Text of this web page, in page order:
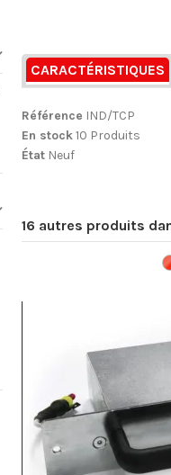
CARACTÉRISTIQUES
Référence IND/TCP
En stock10 Produits
État Neuf
16 autres produits